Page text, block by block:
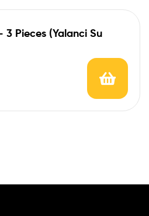
3 Pieces (Yalanci Su